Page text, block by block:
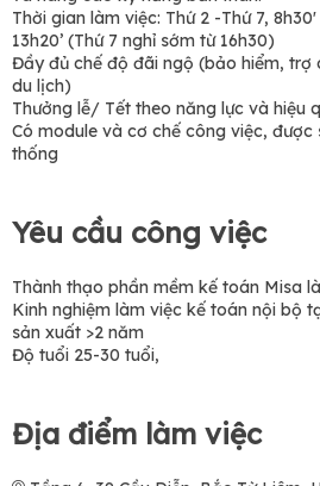
Thời gian làm việc: Thứ 2 -Thứ 7,
13h20’ (Thứ 7 nghỉ sớm từ 16h30)
Đầy đủ chế độ đãi ngộ (bảo hiểm, trợ
du lịch)
Thưởng lễ/ Tết theo năng lực và hiệu
Có module và cơ chế công việc,
thống
Yêu cầu công việc
Thành thạo phần mềm kế toán Misa
Kinh nghiệm làm việc kế toán nội bộ
sản xuất >2 năm
Độ tuổi 25-30 tuổi,
Địa điểm làm việc